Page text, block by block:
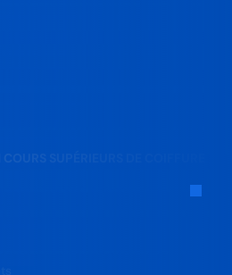
SUPÉRIEURS DE COIFFURE